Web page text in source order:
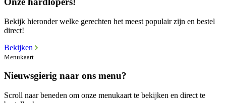
Bekijk hieronder welke gerechten het meest populair zijn en bestel
direct!
Bekijken
Menukaart
Nieuwsgierig naar ons menu?
Scroll naar beneden om onze menukaart te bekijken en direct te